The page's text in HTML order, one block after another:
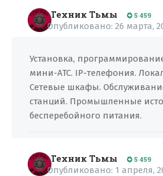
Техник Тьмы 5 459
Опубликовано: 26 марта,
Установка,
мини-АТС. IP-телефония.
Сетевые шкафы.
станций. Промышленные
бесперебойного питания.
Техник Тьмы 5 459
Опубликовано: 1 апреля,